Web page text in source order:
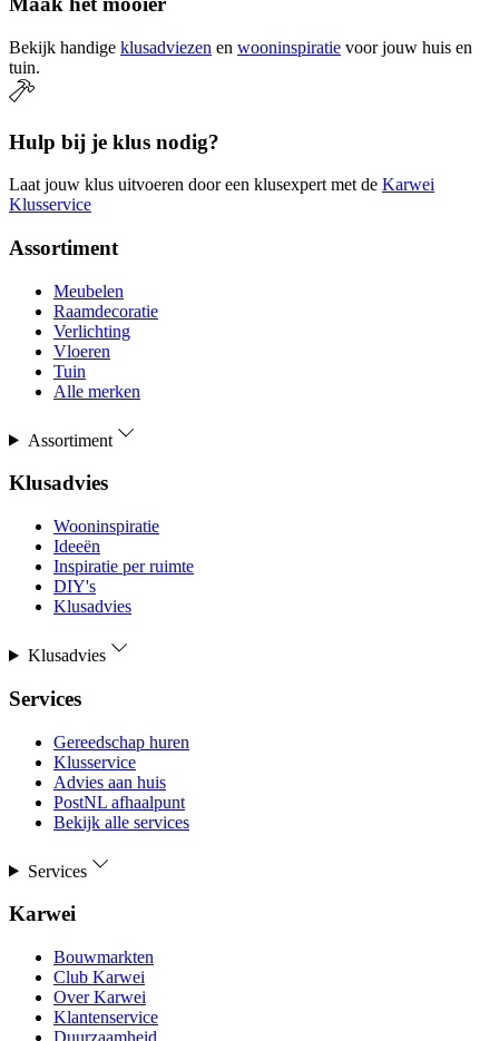
Bekijk handige klusadviezen en wooninspiratie voor jouw huis en
tuin.
Hulp bij je klus nodig?
Laat jouw klus uitvoeren door een klusexpert met de Karwei
Klusservice
Assortiment
Meubelen
Raamdecoratie
Verlichting
Vloeren
Tuin
Alle merken
Assortiment
Klusadvies
Wooninspiratie
Ideeën
Inspiratie per ruimte
DIY's
Klusadvies
Klusadvies
Services
Gereedschap huren
Klusservice
Advies aan huis
PostNL afhaalpunt
Bekijk alle services
Services
Karwei
Bouwmarkten
Club Karwei
Over Karwei
Klantenservice
Duurzaamheid